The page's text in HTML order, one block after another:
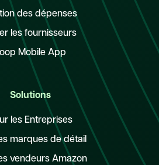
des dépenses
les fournisseurs
Mobile App
Solutions
les Entreprises
marques de détail
vendeurs Amazon